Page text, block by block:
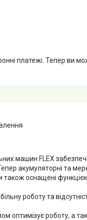
платежі. Тепер ви
машин FLEX
акумуляторні та
оснащені
роботу та
оптимізує роботу, а